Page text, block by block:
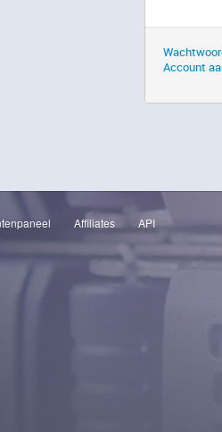
Account
Affiliates API